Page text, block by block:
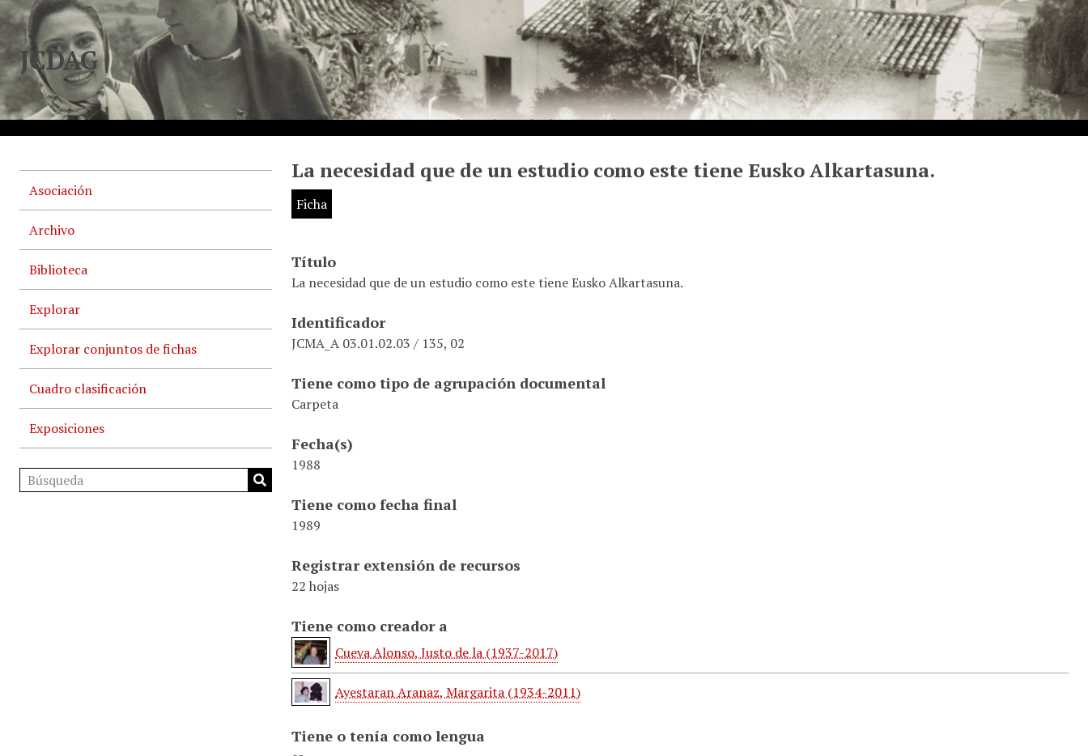
JCDAG
Asociación
Archivo
Biblioteca
Explorar
Explorar conjuntos de fichas
Cuadro clasificación
Exposiciones
La necesidad que de un estudio como este tiene Eusko Alkartasuna.
Ficha
Título
La necesidad que de un estudio como este tiene Eusko Alkartasuna.
Identificador
JCMA_A 03.01.02.03 / 135, 02
Tiene como tipo de agrupación documental
Carpeta
Fecha(s)
1988
Tiene como fecha final
1989
Registrar extensión de recursos
22 hojas
Tiene como creador a
Cueva Alonso, Justo de la (1937-2017)
Ayestaran Aranaz, Margarita (1934-2011)
Tiene o tenía como lengua